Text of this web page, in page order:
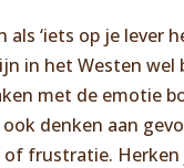
‘iets op je lever
in het Westen wel
met de emotie
denken aan
frustratie. Herken